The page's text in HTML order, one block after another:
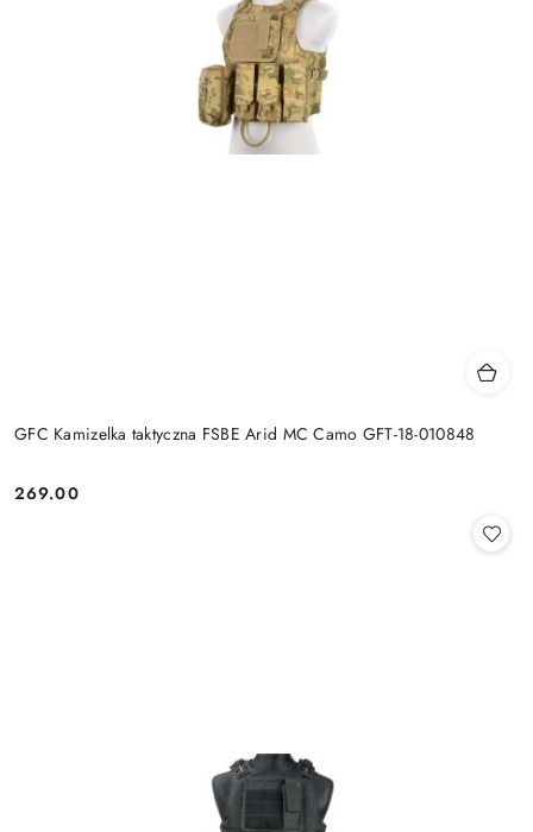
GFC Kamizelka taktyczna FSBE Arid MC Camo GFT-18-010848
Cena:
269.00